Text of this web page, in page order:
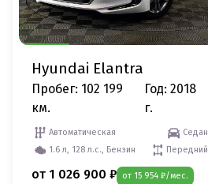
Hyundai Elantra
Пробег: 102 199
км.
Год: 2018
г.
Автоматическая
Седан
1.6 л, 128 л.с., Бензин
Передний
от 1 026 900 ₽ от 15 954 ₽/мес.